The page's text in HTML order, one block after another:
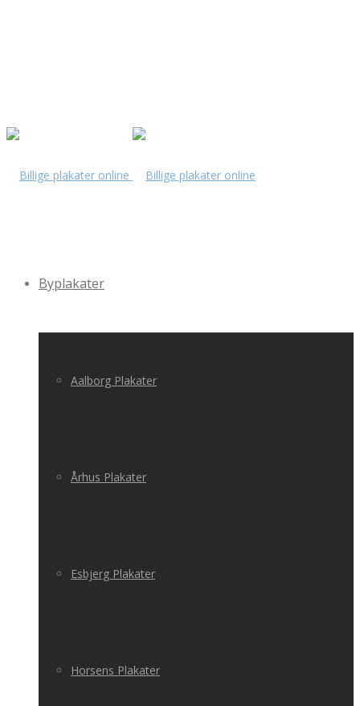
Byplakater
Aalborg Plakater
Århus Plakater
Esbjerg Plakater
Horsens Plakater